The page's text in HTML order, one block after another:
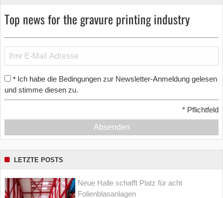
Top news for the gravure printing industry
* Ich habe die Bedingungen zur Newsletter-Anmeldung gelesen
und stimme diesen zu.
* Pflichtfeld
Absenden
LETZTE POSTS
Neue Halle schafft Platz für acht
Folienblasanlagen